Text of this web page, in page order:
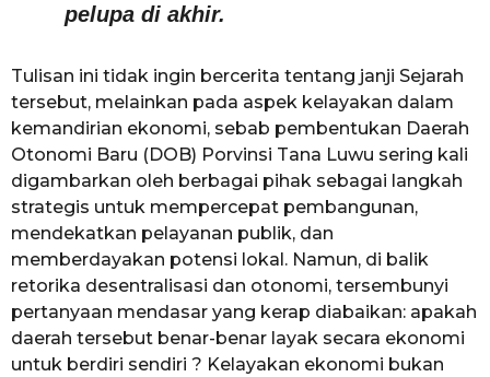
pelupa di akhir.
Tulisan ini tidak ingin bercerita tentang janji Sejarah
tersebut, melainkan pada aspek kelayakan dalam
kemandirian ekonomi, sebab pembentukan Daerah
Otonomi Baru (DOB) Porvinsi Tana Luwu sering kali
digambarkan oleh berbagai pihak sebagai langkah
strategis untuk mempercepat pembangunan,
mendekatkan pelayanan publik, dan
memberdayakan potensi lokal. Namun, di balik
retorika desentralisasi dan otonomi, tersembunyi
pertanyaan mendasar yang kerap diabaikan: apakah
daerah tersebut benar-benar layak secara ekonomi
untuk berdiri sendiri ? Kelayakan ekonomi bukan